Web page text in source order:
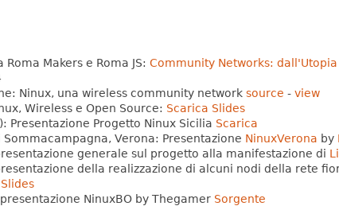
Roma Makers e Roma JS: Community Networks:
Ninux, una wireless community network source - view
Wireless e Open Source: Scarica Slides
Presentazione Progetto Ninux Sicilia Scarica
Sommacampagna, Verona: Presentazione NinuxVerona by
generale sul progetto alla manifestazione di
della realizzazione di alcuni nodi della rete
Slides
NinuxBO by Thegamer Sorgente